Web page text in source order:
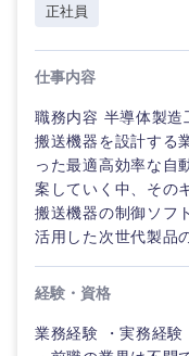
正社員
仕事内容
職務内容 半導体製造
搬送機器を設計する
った最適高効率な自
案していく中、その
搬送機器の制御ソフ
活用した次世代製品
経験・資格
業務経験 ・実務経